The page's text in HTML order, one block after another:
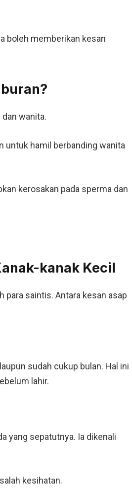
boleh memberikan kesan
wanita.
untuk hamil berbanding wanita
kerosakan pada sperma dan
kanak Kecil
para saintis. Antara kesan asap
sudah cukup bulan. Hal ini
lahir.
yang sepatutnya. Ia dikenali
kesihatan.